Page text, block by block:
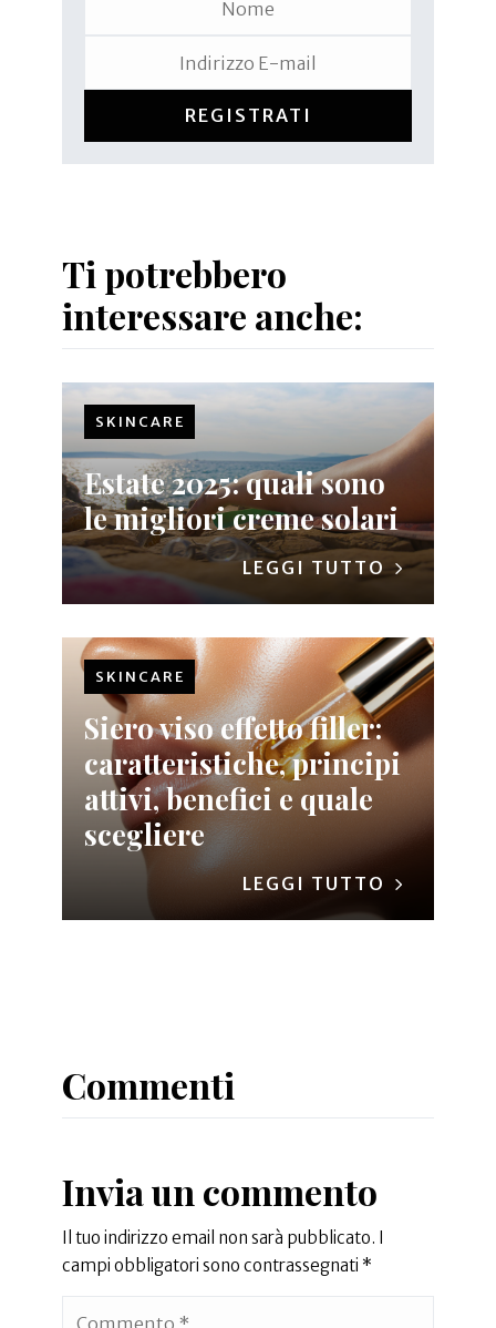
REGISTRATI
Ti potrebbero
interessare anche:
SKINCARE
Estate 2025: quali sono
le migliori creme solari
LEGGI TUTTO
SKINCARE
Siero viso effetto filler:
caratteristiche, principi
attivi, benefici e quale
scegliere
LEGGI TUTTO
Commenti
Invia un commento
Il tuo indirizzo email non sarà pubblicato. I
campi obbligatori sono contrassegnati *